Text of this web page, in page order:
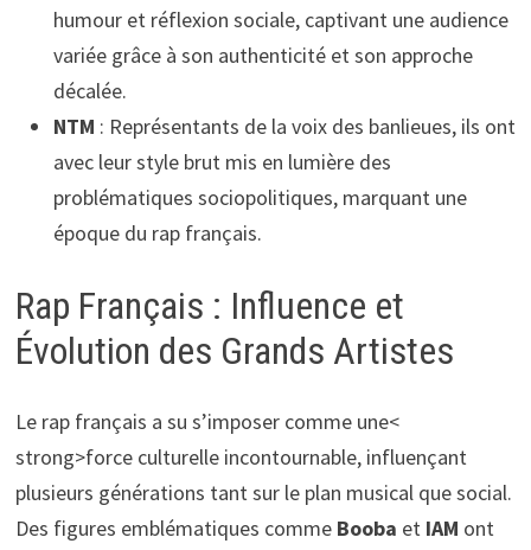
humour et réflexion sociale, captivant une audience
variée grâce à son authenticité et son approche
décalée.
NTM : Représentants de la voix des banlieues, ils ont
avec leur style brut mis en lumière des
problématiques sociopolitiques, marquant une
époque du rap français.
Rap Français : Influence et
Évolution des Grands Artistes
Le rap français a su s’imposer comme une<
strong>force culturelle incontournable, influençant
plusieurs générations tant sur le plan musical que social.
Des figures emblématiques comme Booba et IAM ont